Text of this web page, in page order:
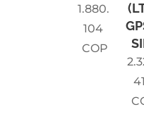
1.880.
104
COP